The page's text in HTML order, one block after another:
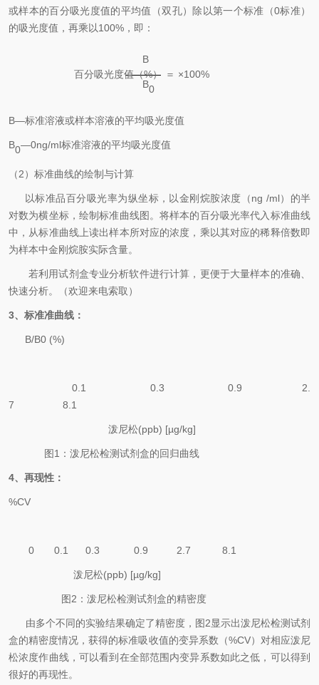
或样本的百分吸光度值的平均值（双孔）除以第一个标准（0标准）
的吸光度值，再乘以100% ，即：
百分吸光度值（%） ＝
B
×100%
B0
B—标准溶液或样本溶液的平均吸光度值
B0—0ng/ml标准溶液的平均吸光度值
（2）标准曲线的绘制与计算
以标准品百分吸光率为纵坐标，以金刚烷胺浓度（ng /ml）的半
对数为横坐标，绘制标准曲线图。将样本的百分吸光率代入标准曲线
中，从标准曲线上读出样本所对应的浓度，乘以其对应的稀释倍数即
为样本中金刚烷胺实际含量。
若利用试剂盒专业分析软件进行计算，更便于大量样本的准确、
快速分析。（欢迎来电索取）
3、标准准曲线：
B/B0 (%)
0.1 0.3 0.9
2.
7
8.1
泼尼松(ppb) [µg/kg]
图1 ： 泼尼松检测试剂盒的回归曲线
4、再现性：
%CV
0 0.1 0.3 0.9 2.7 8.1
泼尼松(ppb) [µg/kg]
图2： 泼尼松检测试剂盒的精密度
由多个不同的实验结果确定了精密度，图2显示出泼尼松检测试剂
盒的精密度情况，获得的标准吸收值的变异系数（%CV）对相应泼尼
松浓度作曲线，可以看到在全部范围内变异系数如此之低，可以得到
很好的再现性。